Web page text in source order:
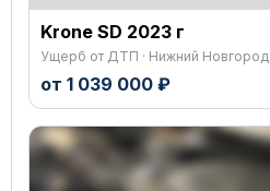
Krone SD 2023 г
Ущерб от ДТП · Нижний Новгород
от 1 039 000 ₽